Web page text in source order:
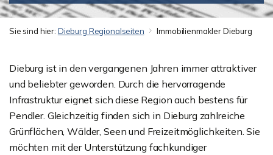
Sie sind hier: Dieburg Regionalseiten Immobilienmakler Dieburg
Dieburg ist in den vergangenen Jahren immer attraktiver
und beliebter geworden. Durch die hervorragende
Infrastruktur eignet sich diese Region auch bestens für
Pendler. Gleichzeitig finden sich in Dieburg zahlreiche
Grünflächen, Wälder, Seen und Freizeitmöglichkeiten. Sie
möchten mit der Unterstützung fachkundiger